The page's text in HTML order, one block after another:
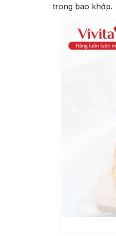
trong bao khớp.